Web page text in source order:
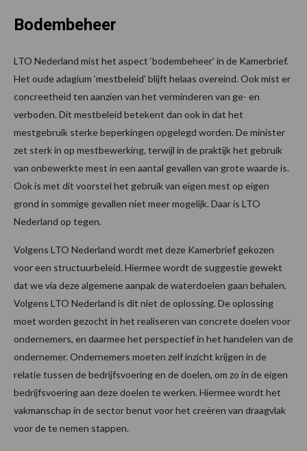
Bodembeheer
LTO Nederland mist het aspect ‘bodembeheer’ in de Kamerbrief.
Het oude adagium ‘mestbeleid’ blijft helaas overeind. Ook mist er
concreetheid ten aanzien van het verminderen van ge- en
verboden. Dit mestbeleid betekent dan ook in dat het
mestgebruik sterke beperkingen opgelegd worden. De minister
zet sterk in op mestbewerking, terwijl in de praktijk het gebruik
van onbewerkte mest in een aantal gevallen van grote waarde is.
Ook is met dit voorstel het gebruik van eigen mest op eigen
grond in sommige gevallen niet meer mogelijk. Daar is LTO
Nederland op tegen.
Volgens LTO Nederland wordt met deze Kamerbrief gekozen
voor een structuurbeleid. Hiermee wordt de suggestie gewekt
dat we via deze algemene aanpak de waterdoelen gaan behalen.
Volgens LTO Nederland is dit niet de oplossing. De oplossing
moet worden gezocht in het realiseren van concrete doelen voor
ondernemers, en daarmee het perspectief in het handelen van de
ondernemer. Ondernemers moeten zelf inzicht krijgen in de
relatie tussen de bedrijfsvoering en de doelen, om zo in de eigen
bedrijfsvoering aan deze doelen te werken. Hiermee wordt het
vakmanschap in de sector benut voor het creëren van draagvlak
voor de te nemen stappen.